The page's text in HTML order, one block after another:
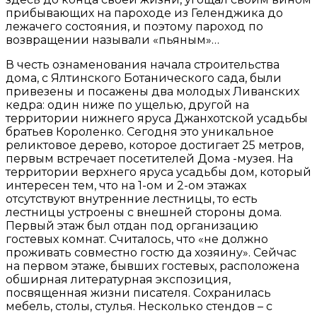
прибывающих на пароходе из Геленджика до
лежачего состояния, и поэтому пароход по
возвращении называли «пьяным»…
В честь ознаменования начала строительства
дома, с Ялтинского Ботанического сада, были
привезены и посажены два молодых Ливанских
кедра: один ниже по ущелью, другой на
территории нижнего яруса Джанхотской усадьбы
братьев Короленко. Сегодня это уникальное
реликтовое дерево, которое достигает 25 метров,
первым встречает посетителей Дома -музея. На
территории верхнего яруса усадьбы дом, который
интересен тем, что на 1-ом и 2-ом этажах
отсутствуют внутренние лестницы, то есть
лестницы устроены с внешней стороны дома.
Первый этаж был отдан под организацию
гостевых комнат. Считалось, что «не должно
проживать совместно гостю да хозяину». Сейчас
на первом этаже, бывших гостевых, расположена
обширная литературная экспозиция,
посвященная жизни писателя. Сохранилась
мебель, столы, стулья. Несколько стендов – с